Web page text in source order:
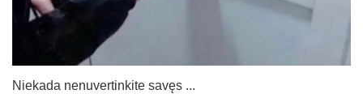
Niekada nenuvertinkite savęs ...